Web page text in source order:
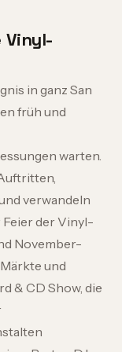
Vinyl-
in ganz San
früh und
warten.
verwandeln
Feier der Vinyl-
November-
und
& CD Show, die